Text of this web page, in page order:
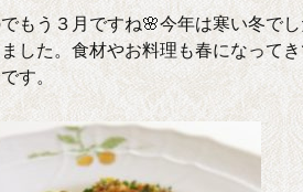
もう３月ですね🌸今年は寒い冬で
した。食材やお料理も春になって
す。